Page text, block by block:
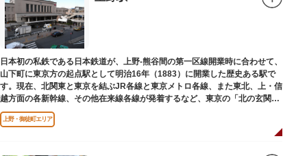
います。
浅草の街並みに溶け込む平屋を重ねたようなおしゃれな外観は、日本を代表
する建築家・隈研吾氏によるデザイン。木の温もりあふれる空間は、初めて
日本を訪れる海外ツーリストにも優しい印象を与えています。
日本初の私鉄である日本鉄道が、上野-熊谷間の第一区線開業時に合わせて、
山下町に東京方の起点駅として明治16年（1883）に開業した歴史ある駅で
す。現在、北関東と東京を結ぶJR各線と東京メトロ各線、また東北、上・信
越方面の各新幹線、その他在来線各線が発着するなど、東京の「北の玄関
口」として機能しています。
上野・御徒町エリア